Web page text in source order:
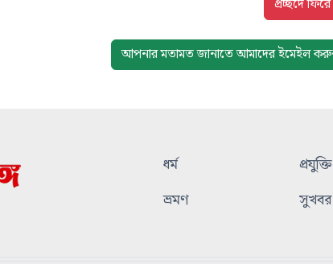
প্রচ্ছদে
আপনার মতামত জানাতে আমাদেরইমেইল
ধর্ম প্রযুক্তি
ভ্রমণ
সুখবর